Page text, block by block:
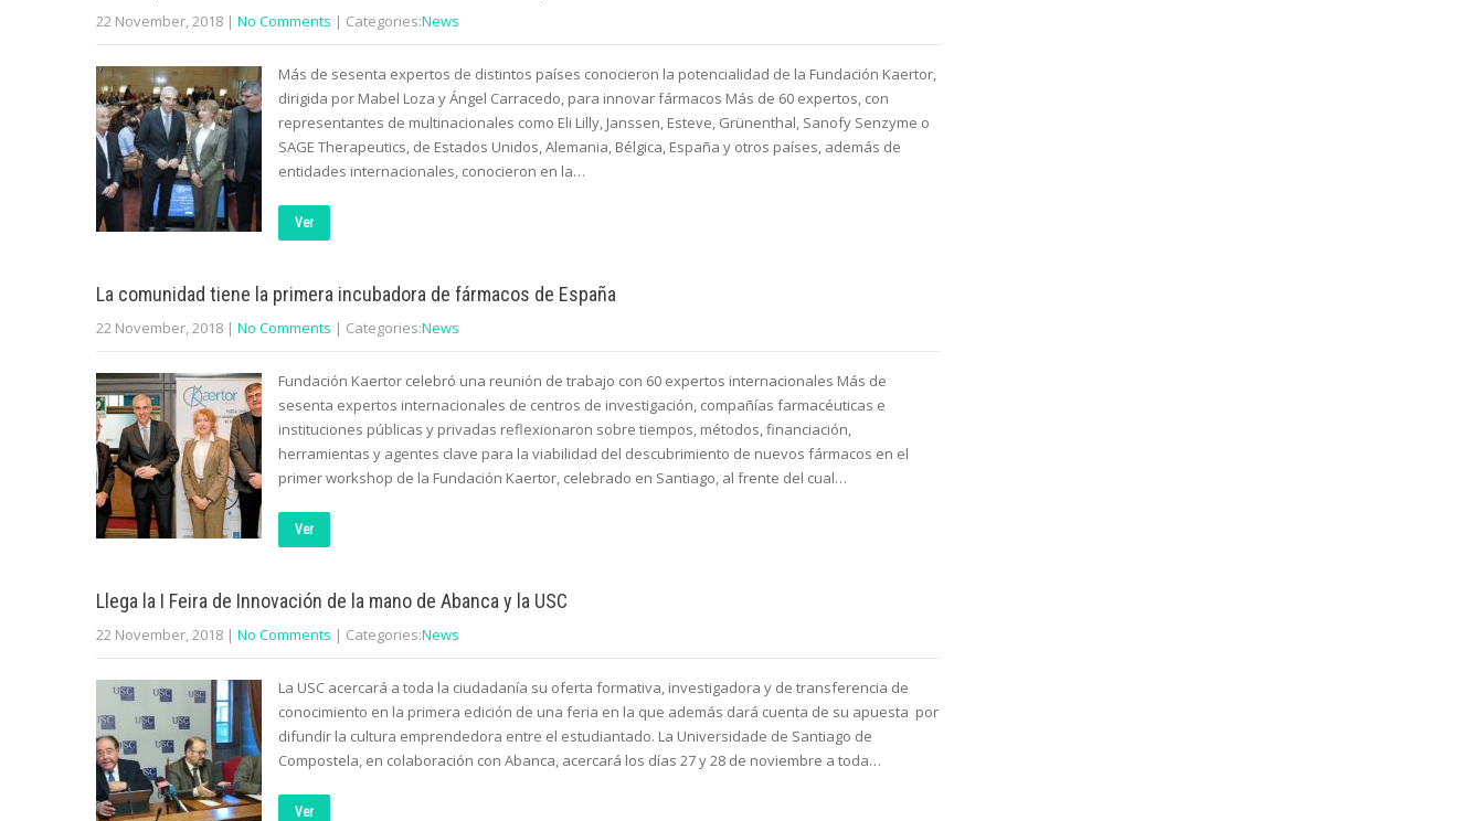
22 November, 2018 | No Comments | Categories:News
Más de sesenta expertos de distintos países conocieron la potencialidad de la Fundación Kaertor,
dirigida por Mabel Loza y Ángel Carracedo, para innovar fármacos Más de 60 expertos, con
representantes de multinacionales como Eli Lilly, Janssen, Esteve, Grünenthal, Sanofy Senzyme o
SAGE Therapeutics, de Estados Unidos, Alemania, Bélgica, España y otros países, además de
entidades internacionales, conocieron en la…
Ver
La comunidad tiene la primera incubadora de fármacos de España
22 November, 2018 | No Comments | Categories:News
Fundación Kaertor celebró una reunión de trabajo con 60 expertos internacionales Más de
sesenta expertos internacionales de centros de investigación, compañías farmacéuticas e
instituciones públicas y privadas reflexionaron sobre tiempos, métodos, financiación,
herramientas y agentes clave para la viabilidad del descubrimiento de nuevos fármacos en el
primer workshop de la Fundación Kaertor, celebrado en Santiago, al frente del cual…
Ver
Llega la I Feira de Innovación de la mano de Abanca y la USC
22 November, 2018 | No Comments | Categories:News
La USC acercará a toda la ciudadanía su oferta formativa, investigadora y de transferencia de
conocimiento en la primera edición de una feria en la que además dará cuenta de su apuesta por
difundir la cultura emprendedora entre el estudiantado. La Universidade de Santiago de
Compostela, en colaboración con Abanca, acercará los días 27 y 28 de noviembre a toda…
Ver